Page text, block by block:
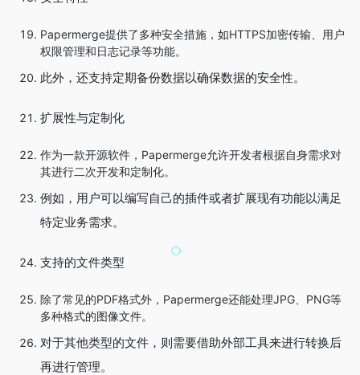
Papermerge提供了多种安全措施，如HTTPS加密传输、用户
权限管理和日志记录等功能。
此外，还支持定期备份数据以确保数据的安全性。
扩展性与定制化
作为一款开源软件，Papermerge允许开发者根据自身需求对
其进行二次开发和定制化。
例如，用户可以编写自己的插件或者扩展现有功能以满足
特定业务需求。
支持的文件类型
除了常见的PDF格式外，Papermerge还能处理JPG、PNG等
多种格式的图像文件。
对于其他类型的文件，则需要借助外部工具来进行转换后
再进行管理。